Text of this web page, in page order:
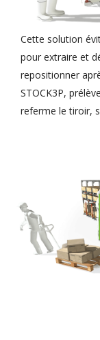
Cette solution
pour extraire et
repositionner
STOCK3P,
referme le tiroir,